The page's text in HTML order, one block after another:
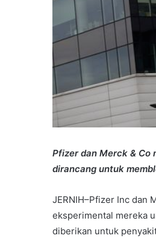
Pfizer dan Merck & Co
dirancang untuk
JERNIH–Pfizer Inc dan
eksperimental mereka
diberikan untuk